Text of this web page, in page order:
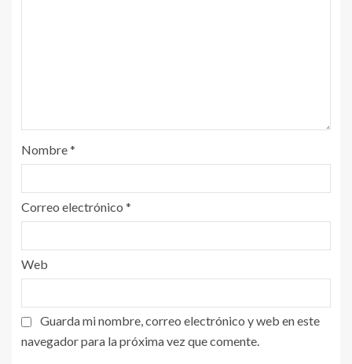
Nombre*
Correo electrónico *
Web
Guarda mi nombre, correo electrónico y web en este
navegador para la próxima vez que comente.